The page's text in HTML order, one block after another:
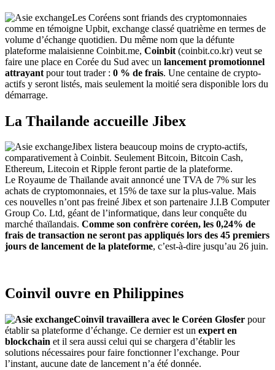
Les Coréens sont friands des cryptomonnaies
comme en témoigne Upbit, exchange classé quatrième en termes de
volume d’échange quotidien. Du même nom que la défunte
plateforme malaisienne Coinbit.me, Coinbit (coinbit.co.kr) veut se
faire une place en Corée du Sud avec un lancement promotionnel
attrayant pour tout trader : 0 % de frais. Une centaine de crypto-
actifs y seront listés, mais seulement la moitié sera disponible lors du
démarrage.
La Thailande accueille Jibex
Jibex listera beaucoup moins de crypto-actifs,
comparativement à Coinbit. Seulement Bitcoin, Bitcoin Cash,
Ethereum, Litecoin et Ripple feront partie de la plateforme.
Le Royaume de Thaïlande avait annoncé une TVA de 7% sur les
achats de cryptomonnaies, et 15% de taxe sur la plus-value. Mais
ces nouvelles n’ont pas freiné Jibex et son partenaire J.I.B Computer
Group Co. Ltd, géant de l’informatique, dans leur conquête du
marché thaïlandais. Comme son confrère coréen, les 0,24% de
frais de transaction ne seront pas appliqués lors des 45 premiers
jours de lancement de la plateforme, c’est-à-dire jusqu’au 26 juin.
Coinvil ouvre en Philippines
Coinvil travaillera avec le Coréen Glosfer pour
établir sa plateforme d’échange. Ce dernier est un expert en
blockchain et il sera aussi celui qui se chargera d’établir les
solutions nécessaires pour faire fonctionner l’exchange. Pour
l’instant, aucune date de lancement n’a été donnée.